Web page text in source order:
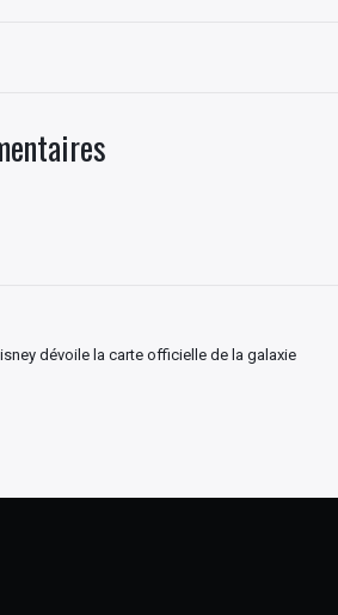
dévoile la carte officielle de la galaxie